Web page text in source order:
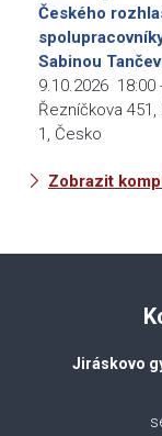
Českého
Sabinou
9.10.2026 18:00
Řezníčkova
1, Česko
Zobrazit
Jiráskovo